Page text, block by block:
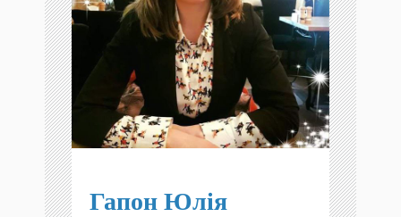
Гапон Юлія